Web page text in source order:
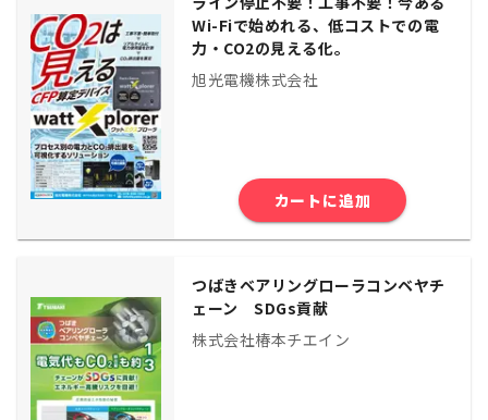
Wi-Fiで始めれる、低コストでの電
力・CO2の見える化。
旭光電機株式会社
カートに追加
つばきベアリングローラコンベヤチ
ェーン SDGs貢献
株式会社椿本チエイン